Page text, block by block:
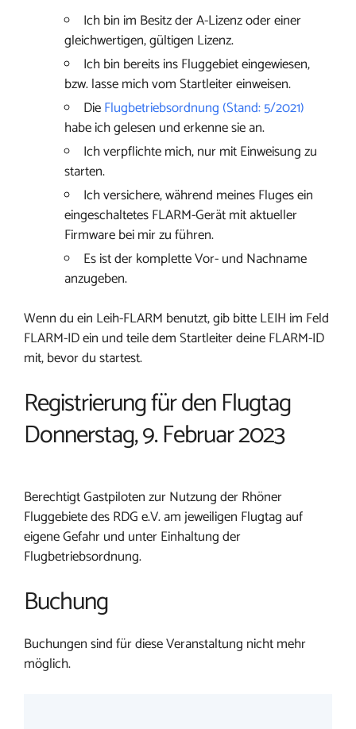
Ich bin im Besitz der A-Lizenz oder einer
gleichwertigen, gültigen Lizenz.
Ich bin bereits ins Fluggebiet eingewiesen,
bzw. lasse mich vom Startleiter einweisen.
DieFlugbetriebsordnung (Stand: 5/2021)
habe ich gelesen und erkenne sie an.
Ich verpflichte mich, nur mit Einweisung zu
starten.
Ich versichere, während meines Fluges ein
eingeschaltetes FLARM-Gerät mit aktueller
Firmware bei mir zu führen.
Es ist der komplette Vor- und Nachname
anzugeben.
Wenn du ein Leih-FLARM benutzt, gib bitte LEIH im Feld
FLARM-ID ein und teile dem Startleiter deine FLARM-ID
mit, bevor du startest.
Registrierung für den Flugtag
Donnerstag, 9. Februar 2023
Berechtigt Gastpiloten zur Nutzung der Rhöner
Fluggebiete des RDG e.V. am jeweiligen Flugtag auf
eigene Gefahr und unter Einhaltung der
Flugbetriebsordnung.
Buchung
Buchungen sind für diese Veranstaltung nicht mehr
möglich.